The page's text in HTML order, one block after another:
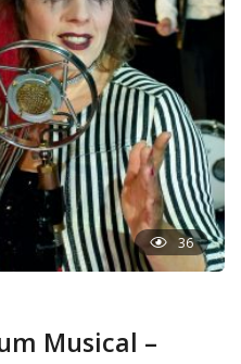
36
Musical –